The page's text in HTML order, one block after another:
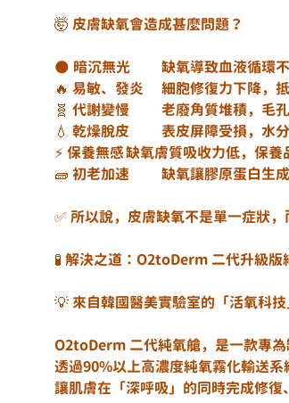
🤯 皮膚缺氧會造成甚麼問題？
🌑 暗沉無光	缺氧導致血
🔥 易敏、發炎	細胞修復
🧬 代謝變慢	老廢角質堆
💧 乾燥脫皮	表皮屏障受損
⚡ 保養無感	缺氧膚質吸收力低，
🧱 初老加速	缺氧讓膠原
✅ 所以說，皮膚缺氧不是單一症狀
🧪 解決之道：O2toDerm 二代升級
💡 來自韓國醫美實驗室的「活氧科技
O2toDerm 二代純氧艙，是一款專為
透過90%以上高濃度純氧霧化輸送系
讓肌膚在「深呼吸」的同時完成修復